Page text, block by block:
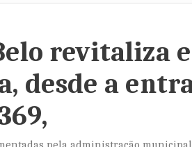
revitaliza
desde a